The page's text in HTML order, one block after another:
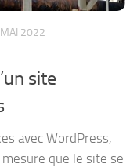
2022
site
avec WordPress,
que le site se